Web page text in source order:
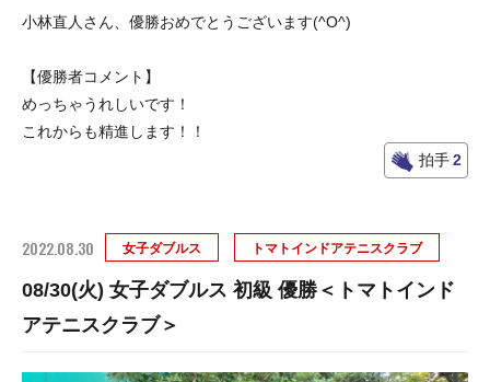
小林直人さん、優勝おめでとうございます(^O^)
【優勝者コメント】
めっちゃうれしいです！
これからも精進します！！
拍手2
2022.08.30 女子ダブルス トマトインドアテニスクラブ
08/30(火) 女子ダブルス 初級 優勝＜トマトインド
アテニスクラブ＞